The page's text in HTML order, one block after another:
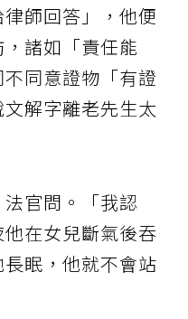
師回答」，他便
諸如「責任能
同意證物「有證
解字離老先生太
法官問。「我認
在女兒斷氣後吞
眠，他就不會站